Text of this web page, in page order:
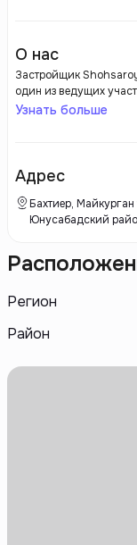
О нас
Застройщик
один из ведущих
специализируется на
уютные и
потребностями.
Узнать больше
Адрес
Бахтиер,
Юнусабадский
Регион
Район